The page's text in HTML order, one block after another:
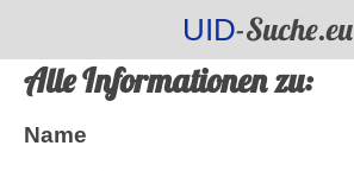
UID-Suche.eu
Alle Informationen zu:
Name